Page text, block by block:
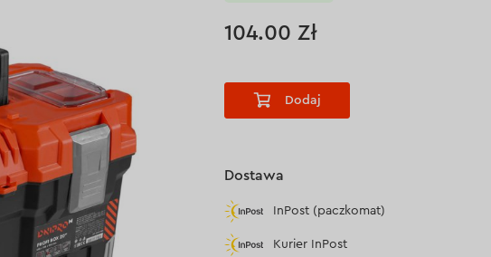
104.00 Zł
Dodaj
Dostawa
InPost (paczkomat)
Kurier InPost